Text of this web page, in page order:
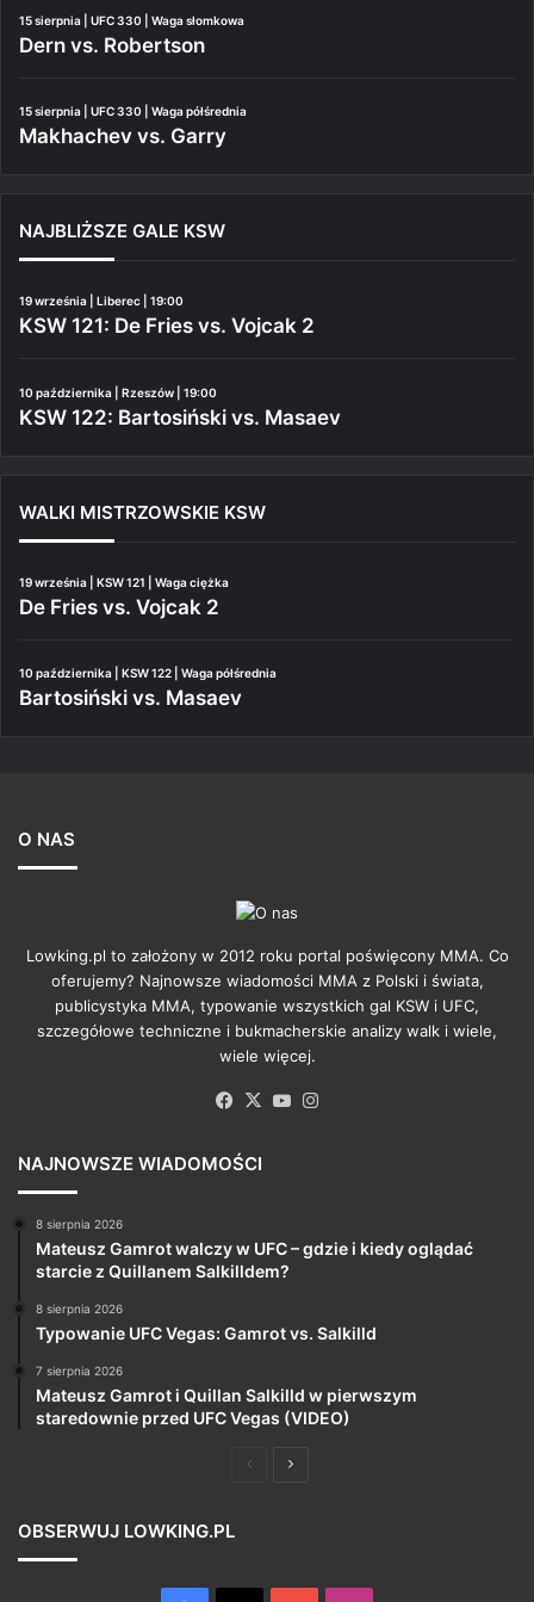
15 sierpnia | UFC 330 | Waga słomkowa
Dern vs. Robertson
15 sierpnia | UFC 330 | Waga półśrednia
Makhachev vs. Garry
NAJBLIŻSZE GALE KSW
19 września | Liberec | 19:00
KSW 121: De Fries vs. Vojcak 2
10 października | Rzeszów | 19:00
KSW 122: Bartosiński vs. Masaev
WALKI MISTRZOWSKIE KSW
19 września | KSW 121 | Waga ciężka
De Fries vs. Vojcak 2
10 października | KSW 122 | Waga półśrednia
Bartosiński vs. Masaev
O NAS
Lowking.pl to założony w 2012 roku portal poświęcony MMA. Co
oferujemy? Najnowsze wiadomości MMA z Polski i świata,
publicystyka MMA, typowanie wszystkich gal KSW i UFC,
szczegółowe techniczne i bukmacherskie analizy walk i wiele,
wiele więcej.
Facebook
X YouTube
NAJNOWSZE WIADOMOŚCI
8 sierpnia 2026
Mateusz Gamrot walczy w UFC – gdzie i kiedy oglądać
starcie z Quillanem Salkilldem?
8 sierpnia 2026
Typowanie UFC Vegas: Gamrot vs. Salkilld
7 sierpnia 2026
Mateusz Gamrot i Quillan Salkilld w pierwszym
staredownie przed UFC Vegas (VIDEO)
PoprzedniaNastępna
OBSERWUJ LOWKING.PL